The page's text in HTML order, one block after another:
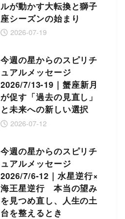
ルが動かす大転換と獅子
座シーズンの始まり
2026-07-19
今週の星からのスピリチ
ュアルメッセージ
2026/7/13-19｜蟹座新月
が促す「過去の見直し」
と未来への新しい選択
2026-07-12
今週の星からのスピリチ
ュアルメッセージ
2026/7/6-12｜水星逆行×
海王星逆行 本当の望み
を見つめ直し、人生の土
台を整えるとき